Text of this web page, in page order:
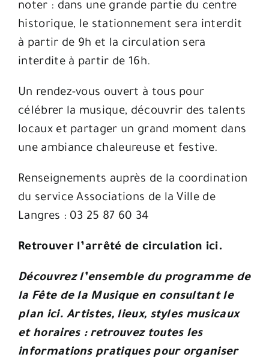
noter : dans une grande partie du centre
historique, le stationnement sera interdit
à partir de 9h et la circulation sera
interdite à partir de 16h.
Un rendez-vous ouvert à tous pour
célébrer la musique, découvrir des talents
locaux et partager un grand moment dans
une ambiance chaleureuse et festive.
Renseignements auprès de la coordination
du service Associations de la Ville de
Langres : 03 25 87 60 34
Retrouver l’arrêté de circulation ici.
Découvrez l’ensemble du programme de
la Fête de la Musique en consultant le
plan ici. Artistes, lieux, styles musicaux
et horaires : retrouvez toutes les
informations pratiques pour organiser